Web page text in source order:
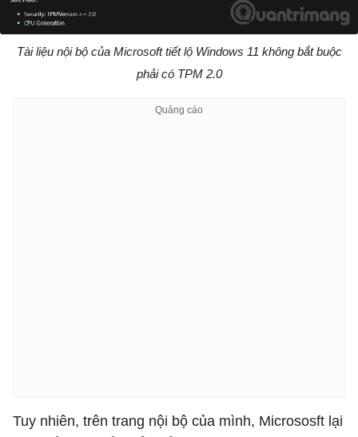
Tài liệu nội bộ của Microsoft tiết lộ Windows 11 không bắt buộc
phải có TPM 2.0
Tuy nhiên, trên trang nội bộ của mình, Micrososft lại